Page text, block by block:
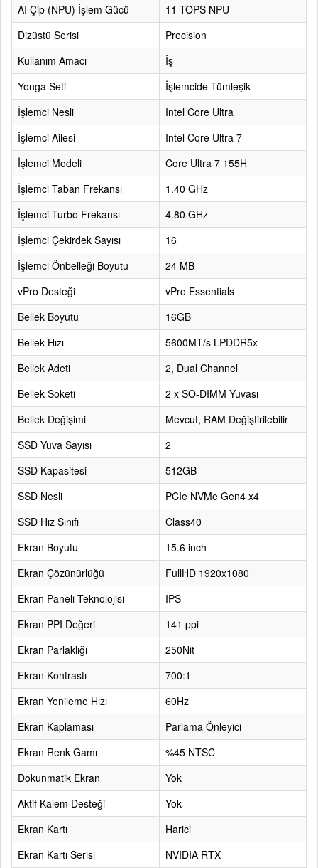
AI Çip (NPU) İşlem Gücü
11 TOPS NPU
Dizüstü Serisi
Precision
Kullanım Amacı
İş
Yonga Seti
İşlemcide Tümleşik
İşlemci Nesli
Intel Core Ultra
İşlemci Ailesi
Intel Core Ultra 7
İşlemci Modeli
Core Ultra 7 155H
İşlemci Taban Frekansı
1.40 GHz
İşlemci Turbo Frekansı
4.80 GHz
İşlemci Çekirdek Sayısı
16
İşlemci Önbelleği Boyutu
24 MB
vPro Desteği
vPro Essentials
Bellek Boyutu
16GB
Bellek Hızı
5600MT/s LPDDR5x
Bellek Adeti
2, Dual Channel
Bellek Soketi
2 x SO-DIMM Yuvası
Bellek Değişimi
Mevcut, RAM Değiştirilebilir
SSD Yuva Sayısı
2
SSD Kapasitesi
512GB
SSD Nesli
PCIe NVMe Gen4 x4
SSD Hız Sınıfı
Class40
Ekran Boyutu
15.6 inch
Ekran Çözünürlüğü
FullHD 1920x1080
Ekran Paneli Teknolojisi
IPS
Ekran PPI Değeri
141 ppi
Ekran Parlaklığı
250Nit
Ekran Kontrastı
700:1
Ekran Yenileme Hızı
60Hz
Ekran Kaplaması
Parlama Önleyici
Ekran Renk Gamı
%45 NTSC
Dokunmatik Ekran
Yok
Aktif Kalem Desteği
Yok
Ekran Kartı
Harici
Ekran Kartı Serisi
NVIDIA RTX